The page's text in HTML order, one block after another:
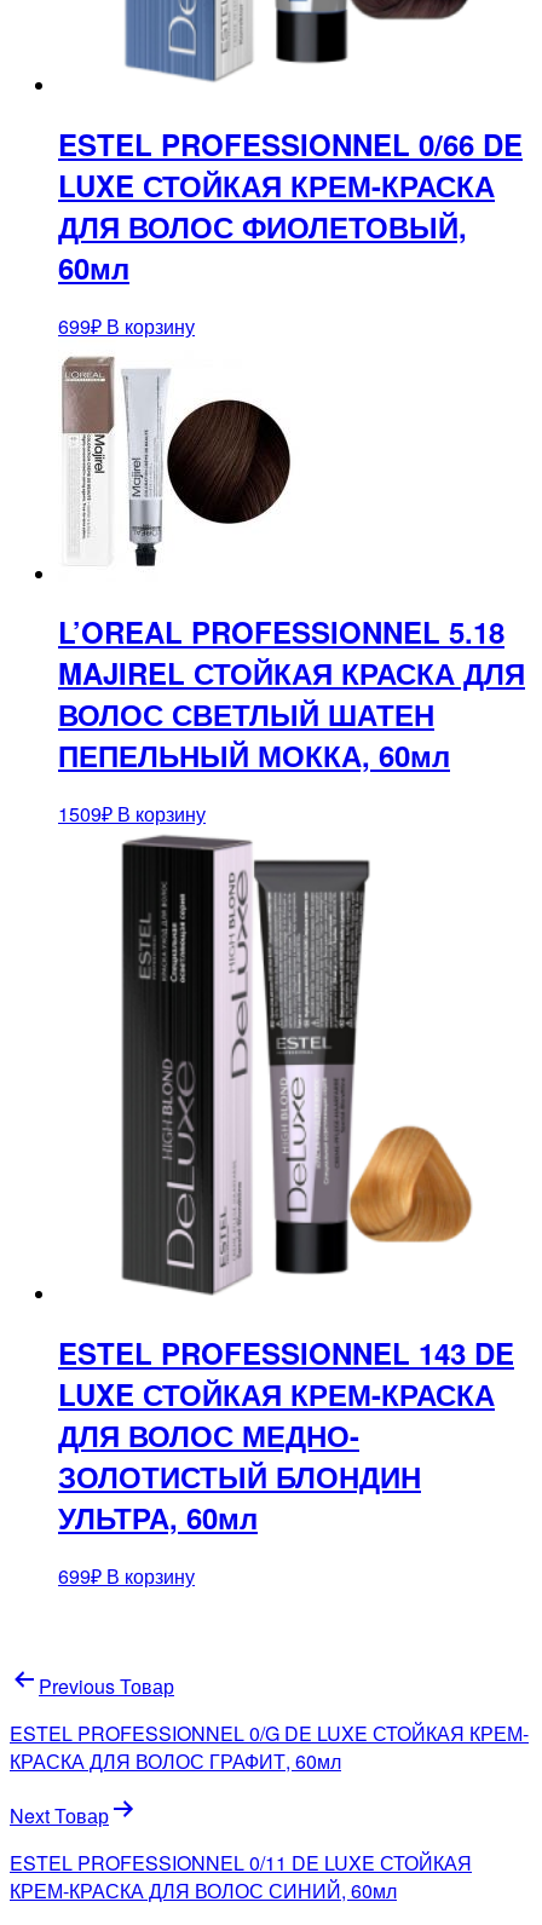
ESTEL PROFESSIONNEL 0/66 DE
LUXE СТОЙКАЯ КРЕМ-КРАСКА
ДЛЯ ВОЛОС ФИОЛЕТОВЫЙ,
60мл
699₽ В корзину
L’OREAL PROFESSIONNEL 5.18
MAJIREL СТОЙКАЯ КРАСКА ДЛЯ
ВОЛОС СВЕТЛЫЙ ШАТЕН
ПЕПЕЛЬНЫЙ МОККА, 60мл
1509₽ В корзину
ESTEL PROFESSIONNEL 143 DE
LUXE СТОЙКАЯ КРЕМ-КРАСКА
ДЛЯ ВОЛОС МЕДНО-
ЗОЛОТИСТЫЙ БЛОНДИН
УЛЬТРА, 60мл
699₽ В корзину
Навигация
по
записям
Previous Товар
ESTEL PROFESSIONNEL 0/G DE LUXE СТОЙКАЯ КРЕМ-
КРАСКА ДЛЯ ВОЛОС ГРАФИТ, 60мл
Next Товар
ESTEL PROFESSIONNEL 0/11 DE LUXE СТОЙКАЯ
КРЕМ-КРАСКА ДЛЯ ВОЛОС СИНИЙ, 60мл